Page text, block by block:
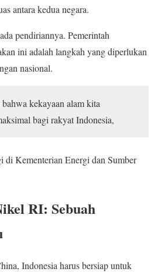
antara kedua negara.
pendiriannya. Pemerintah
ini adalah langkah yang diperlukan
nasional.
kekayaan alam kita
bagi rakyat Indonesia,
di Kementerian Energi dan Sumber
RI: Sebuah
Indonesia harus bersiap untuk